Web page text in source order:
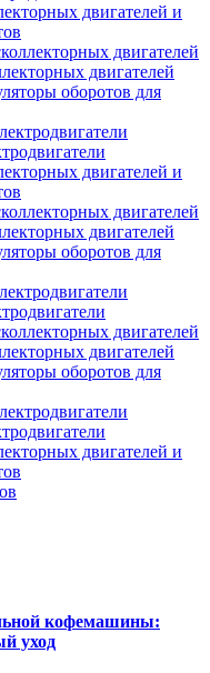
двигателей и
двигателей
двигателей
оборотов для
двигателей и
двигателей
двигателей
оборотов для
двигателей
двигателей
оборотов для
двигателей и
кофемашины:
уход